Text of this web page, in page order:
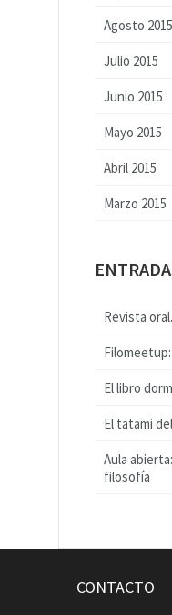
Agosto 2015
Julio 2015
Junio 2015
Mayo 2015
Abril 2015
Marzo 2015
Revista
El libro
El tatami
Aula
filosofía
CONTACTO